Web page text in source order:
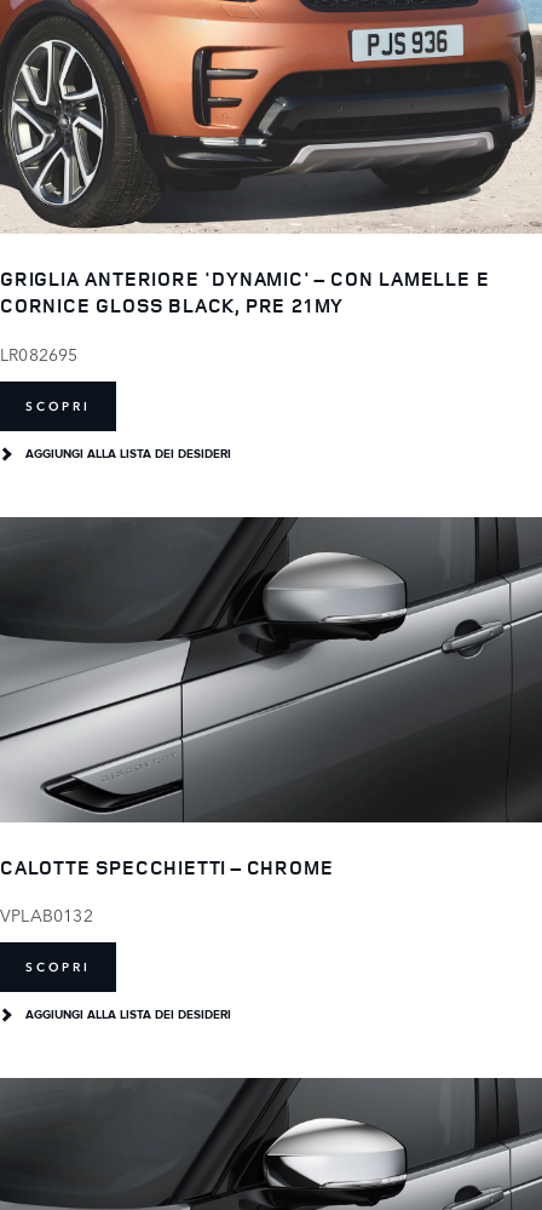
GRIGLIA ANTERIORE 'DYNAMIC' – CON LAMELLE E
CORNICE GLOSS BLACK, PRE 21MY
LR082695
SCOPRI
AGGIUNGI ALLA LISTA DEI DESIDERI
CALOTTE SPECCHIETTI – CHROME
VPLAB0132
SCOPRI
AGGIUNGI ALLA LISTA DEI DESIDERI